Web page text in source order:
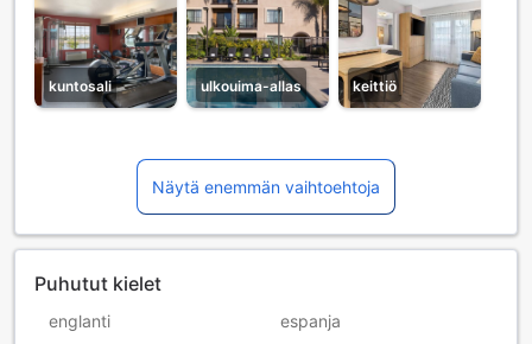
kuntosali ulkouima-allas keittiö
Näytä enemmän vaihtoehtoja
Puhutut kielet
englanti espanja